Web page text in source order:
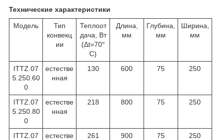
Технические характеристики
Модель
Тип
конвекц
ии
Теплоот
дача, Вт
(Δt=70°
C)
Длина,
мм
Глубина,
мм
Ширина,
мм
ITTZ.07
5.250.60
0
естестве
нная
130 600 75 250
ITTZ.07
5.250.80
0
естестве
нная
218 800 75 250
ITTZ.07
естестве
261 900 75 250